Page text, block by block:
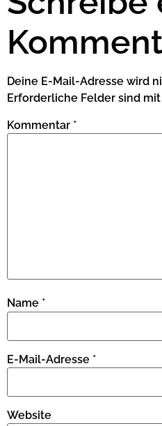
Deine E-Mail-Adresse wird
Erforderliche Felder sind mit
Kommentar *
Name *
E-Mail-Adresse *
Website